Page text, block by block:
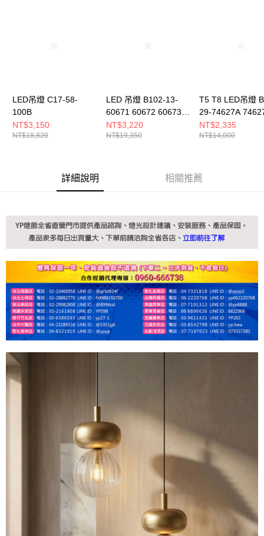
任。
４．使用「AFTEE先享後付」時，將依據個別帳號之用戶狀況，依本公司即
時審查核予不同之上限額度；若仍有額度不足之情形，本公司將視審查結果
請求用戶進行身份認證。
LED吊燈 C17-58-
100B
NT$3,150
NT$18,820
LED 吊燈 B102-13-
60671 60672 60673
60674 60675 60676
NT$3,220
NT$19,350
T5 T8 LED吊燈
29-74627A
NT$2,335
NT$14,000
詳細說明 相關推薦